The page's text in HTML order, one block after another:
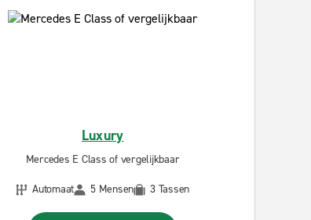
Luxury
Mercedes E Class of vergelijkbaar
Automaat
5 Mensen 3 Tassen